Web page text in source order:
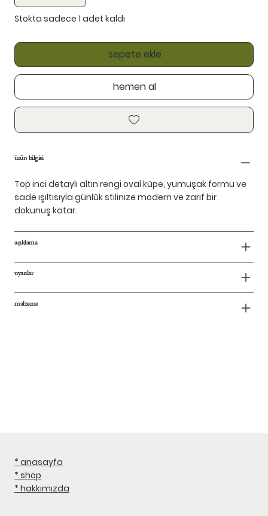
Stokta sadece 1 adet kaldı
sepete ekle
hemen al
ürün bilgisi
Top inci detaylı altın rengi oval küpe, yumuşak formu ve
sade ışıltısıyla günlük stilinize modern ve zarif bir
dokunuş katar.
açıklama
uyarılar
malzeme
* anasayfa
* shop
* hakkımızda